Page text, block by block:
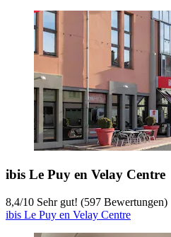
ibis Le Puy en Velay Centre
8,4/10 Sehr gut! (597 Bewertungen)
ibis Le Puy en Velay Centre